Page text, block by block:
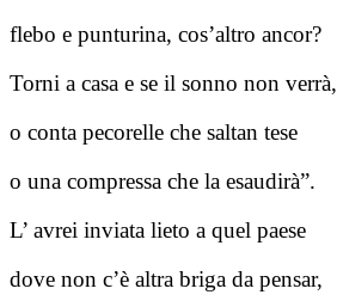
flebo e punturina, cos’altro ancor?
Torni a casa e se il sonno non verrà,
o conta pecorelle che saltan tese
o una compressa che la esaudirà”.
L’ avrei inviata lieto a quel paese
dove non c’è altra briga da pensar,